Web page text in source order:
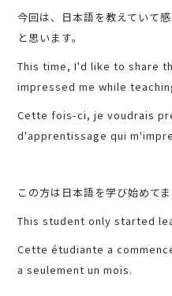
今回は、日本語を教えていて
と思います。
This time, I'd like to share
impressed me while
Cette fois-ci, je voudrais
d'apprentissage qui
この方は日本語を学び始めてま
This student only started
Cette étudiante a
a seulement un mois.